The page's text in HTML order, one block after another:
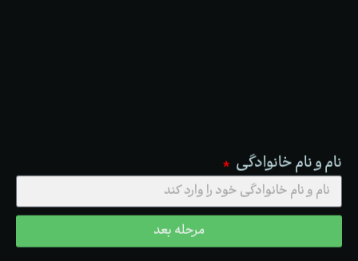
نام و نام خانوادگی
مرحله بعد